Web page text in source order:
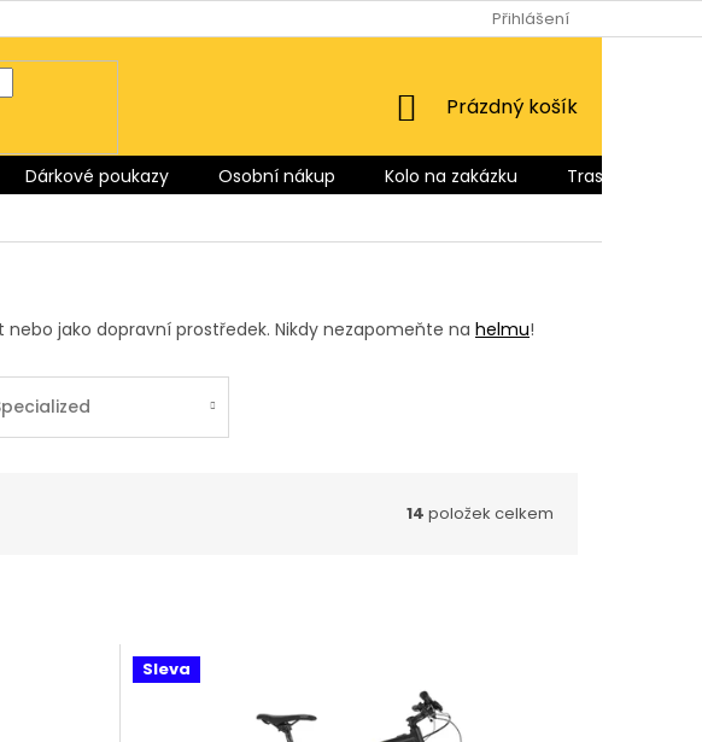
Přihlášení
NÁKUPNÍ
Prázdný košík
Dárkové poukazy Osobní nákup Kolo na zakázku
Trasy pro Vás
jako dopravní prostředek. Nikdy nezapomeňte na helmu!
14 položek celkem
Sleva